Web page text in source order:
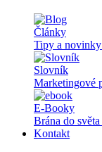
Články
Tipy a
Slovník
Marketingové
E-Booky
Brána do
Kontakt